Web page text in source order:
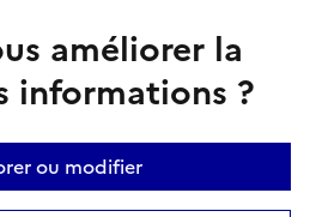
améliorer la
informations ?
ou modifier